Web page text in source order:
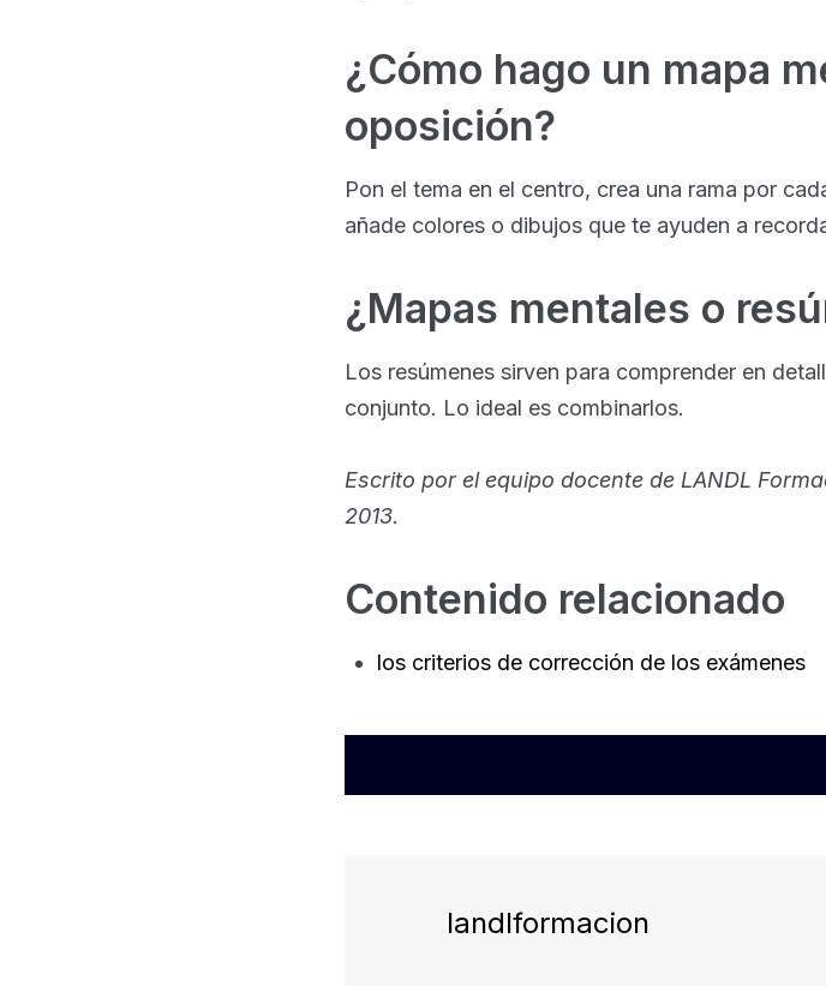
¿Cómo hago un mapa
oposición?
Pon el tema en el centro, crea una rama por
añade colores o dibujos que te ayuden a
¿Mapas mentales o
Los resúmenes sirven para comprender en
conjunto. Lo ideal es combinarlos.
Escrito por el equipo docente de LANDL
2013.
Contenido relacionado
los criterios de corrección de los exámenes
landlformacion